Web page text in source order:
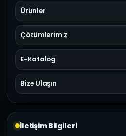
Ürünler
Çözümlerimiz
E-Katalog
Bize Ulaşın
İletişim Bilgileri